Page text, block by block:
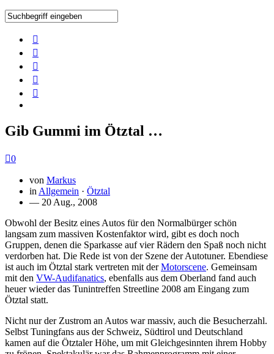
Gib Gummi im Ötztal …
0
von Markus
in Allgemein · Ötztal
— 20 Aug., 2008
Obwohl der Besitz eines Autos für den Normalbürger schön
langsam zum massiven Kostenfaktor wird, gibt es doch noch
Gruppen, denen die Sparkasse auf vier Rädern den Spaß noch nicht
verdorben hat. Die Rede ist von der Szene der Autotuner. Ebendiese
ist auch im Ötztal stark vertreten mit derMotorscene. Gemeinsam
mit den VW-Audifanatics, ebenfalls aus dem Oberland fand auch
heuer wieder das Tunintreffen Streetline 2008 am Eingang zum
Ötztal statt.
Nicht nur der Zustrom an Autos war massiv, auch die Besucherzahl.
Selbst Tuningfans aus der Schweiz, Südtirol und Deutschland
kamen auf die Ötztaler Höhe, um mit Gleichgesinnten ihrem Hobby